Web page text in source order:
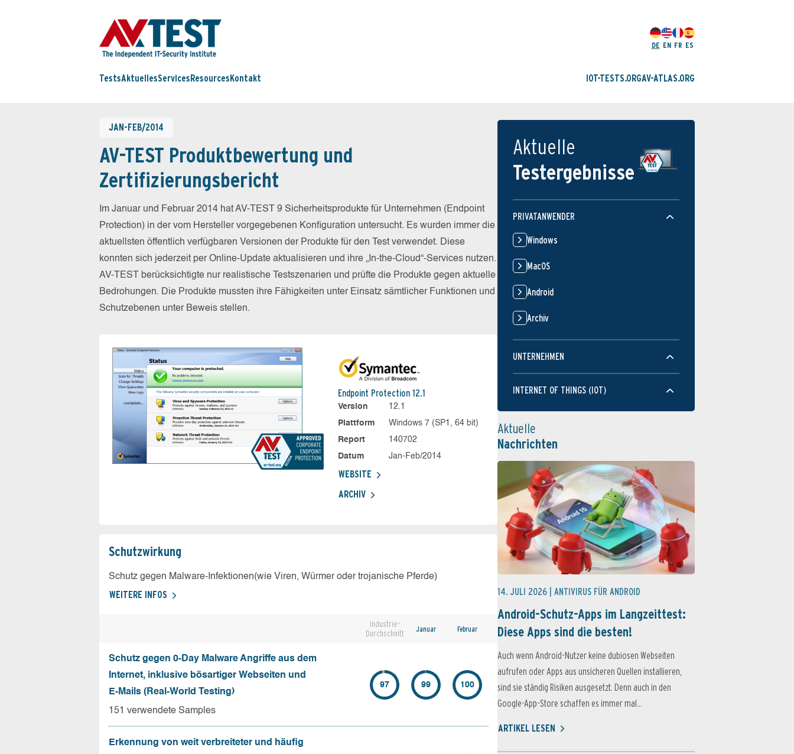
DE EN FR ES
TestsAktuellesServices Resources Kontakt IOT-TESTS.ORGAV-ATLAS.ORG
JAN-FEB/2014
AV-TEST Produktbewertung und
Zertifizierungsbericht
Im Januar und Februar 2014 hat AV-TEST 9 Sicherheitsprodukte für Unternehmen (Endpoint
Protection) in der vom Hersteller vorgegebenen Konfiguration untersucht. Es wurden immer die
aktuellsten öffentlich verfügbaren Versionen der Produkte für den Test verwendet. Diese
konnten sich jederzeit per Online-Update aktualisieren und ihre „In-the-Cloud“-Services nutzen.
AV-TEST berücksichtigte nur realistische Testszenarien und prüfte die Produkte gegen aktuelle
Bedrohungen. Die Produkte mussten ihre Fähigkeiten unter Einsatz sämtlicher Funktionen und
Schutzebenen unter Beweis stellen.
Endpoint Protection 12.1
Version
12.1
Plattform
Windows 7 (SP1, 64 bit)
Report
140702
Datum
Jan-Feb/2014
WEBSITE
ARCHIV
Schutz­wirkung
Schutz gegen Malware-Infektionen(wie Viren, Würmer oder trojanische Pferde)
WEITERE INFOS
Industrie-
Durchschnitt
Januar Februar
Schutz gegen 0-Day Malware Angriffe aus dem
Internet, inklusive bösartiger Webseiten und
E-Mails (Real-World Testing)
151 verwendete Samples
97 99 100
Erkennung von weit verbreiteter und häufig
Aktuelle
Testergebnisse
PRIVATANWENDER
Windows
MacOS
Android
Archiv
UNTERNEHMEN
INTERNET OF THINGS (IOT)
Aktuelle
Nachrichten
14. JULI 2026 | ANTIVIRUS FÜR ANDROID
Android-Schutz-Apps im Langzeittest:
Diese Apps sind die besten!
Auch wenn Android-Nutzer keine dubiosen Webseiten
aufrufen oder Apps aus unsicheren Quellen installieren,
sind sie ständig Risiken ausgesetzt. Denn auch in den
Google-App-Store schaffen es immer mal...
ARTIKEL LESEN